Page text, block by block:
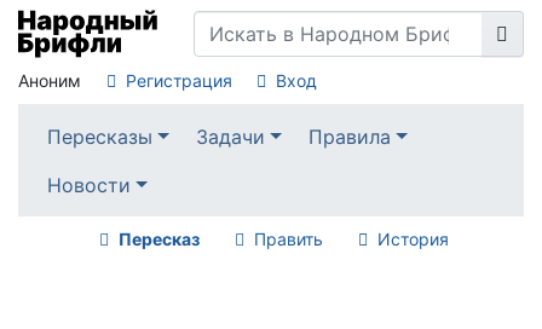
Аноним Регистрация Вход
Пересказы Задачи
Правила
Новости
Пересказ Править История